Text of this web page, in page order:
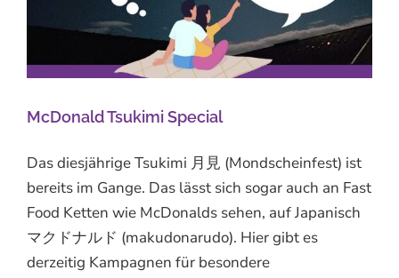
McDonald Tsukimi Special
Das diesjährige Tsukimi 月見 (Mondscheinfest) ist
bereits im Gange. Das lässt sich sogar auch an Fast
Food Ketten wie McDonalds sehen, auf Japanisch
マクドナルド (makudonarudo). Hier gibt es
derzeitig Kampagnen für besondere